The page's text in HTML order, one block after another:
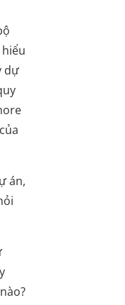
dự
án,